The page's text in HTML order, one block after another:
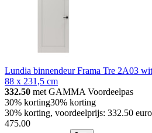
Lundia binnendeur Frama Tre 2A03
88 x 231,5 cm
332.50 met GAMMA Voordeelpas
30% korting30% korting
30% korting, voordeelprijs: 332.50
475.00